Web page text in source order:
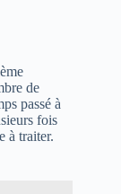
de
passé à
fois
à traiter.